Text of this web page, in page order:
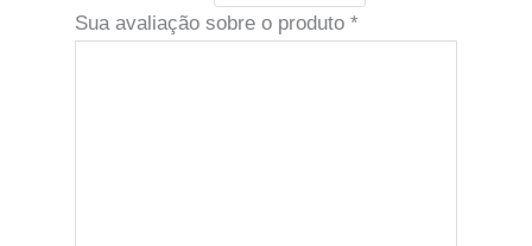
Sua avaliação sobre o produto *